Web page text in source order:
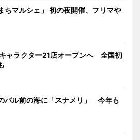
ちマルシェ」 初の夜開催、フリマや
キャラクター21店オープンへ 全国初
バル前の海に「スナメリ」 今年も